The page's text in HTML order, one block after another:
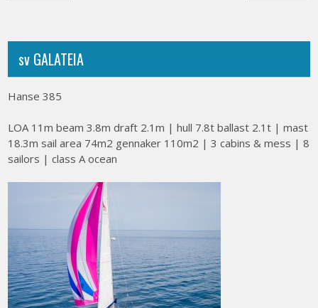
sv GALATEIA
Hanse 385
LOA 11m beam 3.8m draft 2.1m | hull 7.8t ballast 2.1t | mast
18.3m sail area 74m2 gennaker 110m2 | 3 cabins & mess | 8
sailors | class A ocean